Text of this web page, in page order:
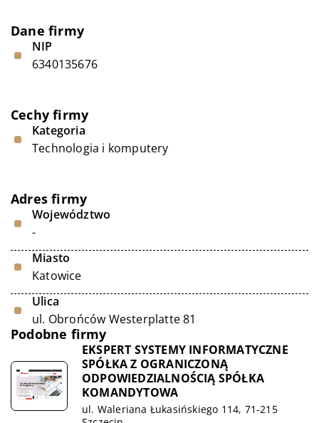
Dane firmy
NIP
6340135676
Cechy firmy
Kategoria
Technologia i komputery
Adres firmy
Województwo
-
Miasto
Katowice
Ulica
ul. Obrońców Westerplatte 81
Podobne firmy
EKSPERT SYSTEMY INFORMATYCZNE
SPÓŁKA Z OGRANICZONĄ
ODPOWIEDZIALNOŚCIĄ SPÓŁKA
KOMANDYTOWA
ul. Waleriana Łukasińskiego 114, 71-215